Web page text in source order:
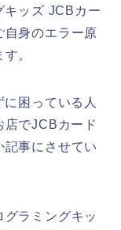
ッズ JCBカー
身のエラー原
。
困っている人
店でJCBカード
記事にさせてい
ラミングキッ